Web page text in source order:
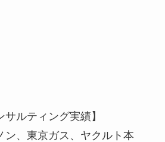
サルティング実績】
ン、東京ガス、ヤクルト本